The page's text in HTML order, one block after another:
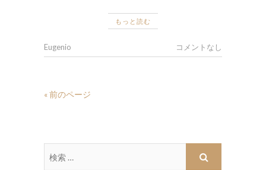
もっと読む
Eugenio コメントなし
« 前のページ